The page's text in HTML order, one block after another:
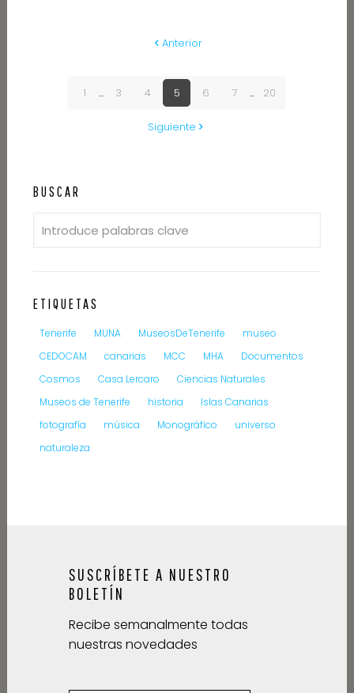
Anterior
1 ... 3 4 5 6 7 ... 20
Siguiente
BUSCAR
ETIQUETAS
Tenerife MUNA MuseosDeTenerife
museo
CEDOCAM
canarias MCC MHA
Documentos
Cosmos
Casa Lercaro
Ciencias Naturales
Museos de Tenerife
historia
Islas Canarias
fotografía
música Monográfico
universo
naturaleza
SUSCRÍBETE A NUESTRO
BOLETÍN
Recibe semanalmente todas
nuestras novedades